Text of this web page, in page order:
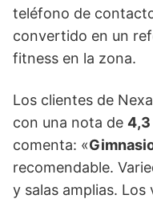
teléfono de
convertido en un
fitness en la zona.
Los clientes de
con una nota de 4,3
comenta: «
recomendable.
y salas amplias.